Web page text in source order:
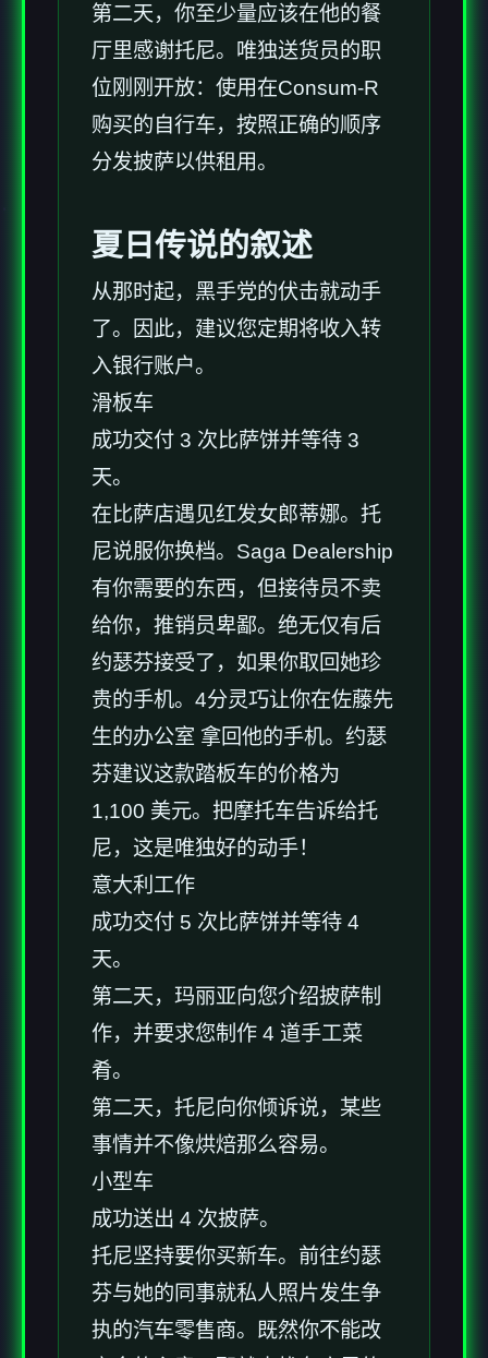
第二天，你至少量应该在他的餐
厅里感谢托尼。唯独送货员的职
位刚刚开放：使用在Consum-R
购买的自行车，按照正确的顺序
分发披萨以供租用。
夏日传说的叙述
从那时起，黑手党的伏击就动手
了。因此，建议您定期将收入转
入银行账户。
滑板车
成功交付 3 次比萨饼并等待 3
天。
在比萨店遇见红发女郎蒂娜。托
尼说服你换档。Saga Dealership
有你需要的东西，但接待员不卖
给你，推销员卑鄙。绝无仅有后
约瑟芬接受了，如果你取回她珍
贵的手机。4分灵巧让你在佐藤先
生的办公室 拿回他的手机。约瑟
芬建议这款踏板车的价格为
1,100 美元。把摩托车告诉给托
尼，这是唯独好的动手！
意大利工作
成功交付 5 次比萨饼并等待 4
天。
第二天，玛丽亚向您介绍披萨制
作，并要求您制作 4 道手工菜
肴。
第二天，托尼向你倾诉说，某些
事情并不像烘焙那么容易。
小型车
成功送出 4 次披萨。
托尼坚持要你买新车。前往约瑟
芬与她的同事就私人照片发生争
执的汽车零售商。既然你不能改